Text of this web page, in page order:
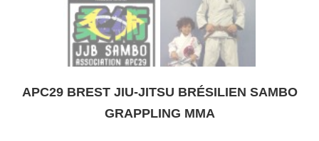
APC29 BREST JIU-JITSU BRÉSILIEN SAMBO
GRAPPLING MMA